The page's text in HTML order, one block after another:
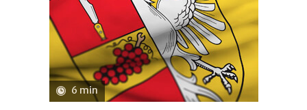
6 min